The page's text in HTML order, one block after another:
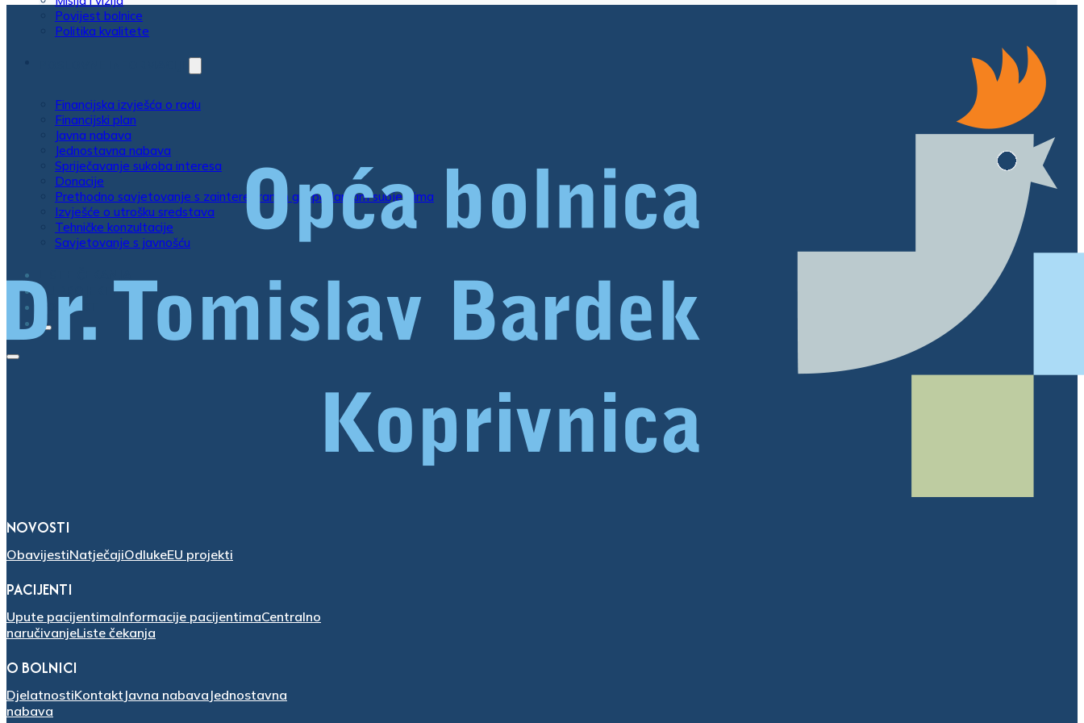
Povijest bolnice
Politika kvalitete
Financijska izvješća o radu
Financijski plan
Javna nabava
Jednostavna nabava
Spriječavanje sukoba interesa
Donacije
Prethodno savjetovanje s zainteresiranim gospodarskim subjektima
Izvješće o utrošku sredstava
Tehničke konzultacije
Savjetovanje s javnošću
EU PROJEKTI
KONTAKT
NOVOSTI
ObavijestiNatječajiOdlukeEU projekti
PACIJENTI
Upute pacijentimaInformacije pacijentimaCentralno
naručivanjeListe čekanja
O BOLNICI
DjelatnostiKontakt Javna nabava Jednostavna
nabava